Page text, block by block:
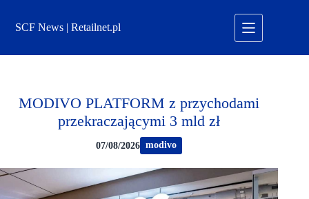
treściSCF News | Retailnet.pl
MODIVO PLATFORM z przychodami
przekraczającymi 3 mld zł
07/08/2026 modivo